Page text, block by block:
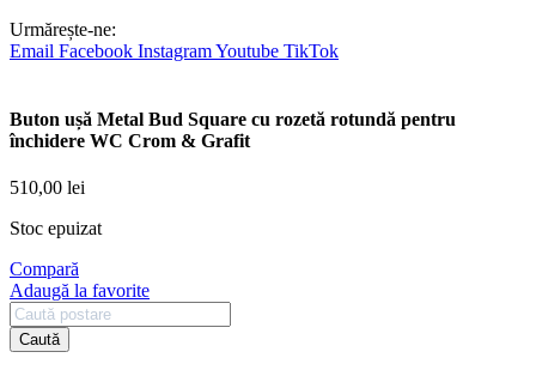
Urmărește-ne:
Email Facebook InstagramYoutube TikTok
Buton ușă Metal Bud Square cu rozetă rotundă pentru
închidere WC Crom & Grafit
510,00 lei
Stoc epuizat
Compară
Adaugă la favorite
Caută